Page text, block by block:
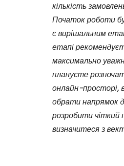
кількість
Початок роботи
є вирішальним
етапі
максимально
плануєте
онлайн-просторі,
обрати напрямок
розробити чіткий
визначитеся з